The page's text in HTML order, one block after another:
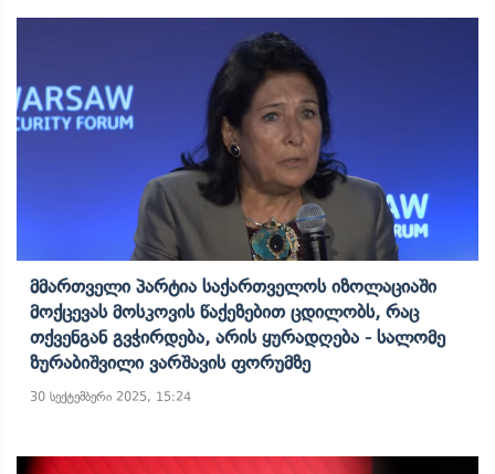
Მმართველი Პარტია Საქართველოს Იზოლაციაში
Მოქცევას Მოსკოვის Წაქეზებით Ცდილობს, Რაც
Თქვენგან Გვჭირდება, Არის Ყურადღება - Სალომე
Ზურაბიშვილი Ვარშავის Ფორუმზე
30 სექტემბერი 2025, 15:24